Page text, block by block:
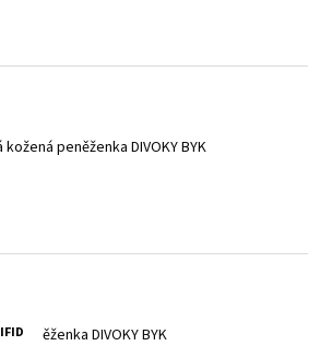
peněženka DIVOKY BYK
peněženka DIVOKY BYK